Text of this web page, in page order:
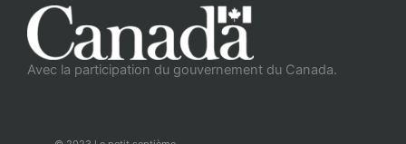
Avec la participation du gouvernement du Canada.